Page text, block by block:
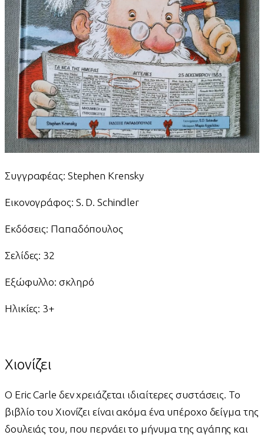
Συγγραφέας: Stephen Krensky
Εικονογράφος: S. D. Schindler
Εκδόσεις: Παπαδόπουλος
Σελίδες: 32
Εξώφυλλο: σκληρό
Ηλικίες: 3+
Χιονίζει
Ο Eric Carle δεν χρειάζεται ιδιαίτερες συστάσεις. Το
βιβλίο του Χιονίζει είναι ακόμα ένα υπέροχο δείγμα της
δουλειάς του, που περνάει το μήνυμα της αγάπης και